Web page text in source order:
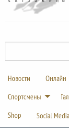
Новости Онлайн
Спортсмены
Shop
Social